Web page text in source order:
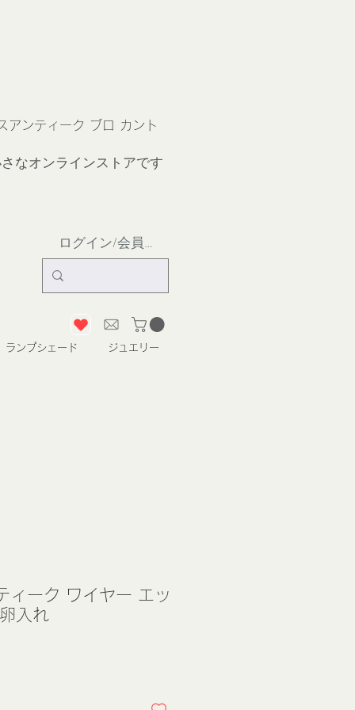
アンティーク ブロ カント
なオンラインストアです
ログイン/会員登録
ィーク ワイヤー エッ
入れ
ランプシェード ジュエリー